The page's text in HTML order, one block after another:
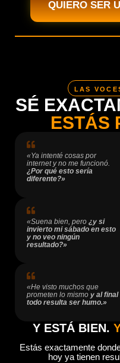
QUIERO SER
LAS
SÉ
ESTÁS
«Ya intenté cosas por
internet y no me funcionó.
¿Por qué esto sería
diferente?»
«Suena bien, pero ¿y si
invierto mi sábado en esto
y no veo ningún
resultado?»
«He visto muchos que
prometen lo mismo y al final
todo resulta ser humo.»
Y ESTÁ BIEN.
Estás exactamente
hoy ya tienen